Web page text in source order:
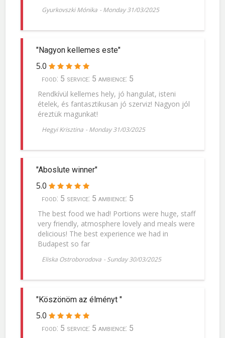
Gyurkovszki Mónika - Monday 31/03/2025
"Nagyon kellemes este"
5.0
food: 5 service: 5 ambience: 5
Rendkívül kellemes hely, jó hangulat, isteni
ételek, és fantasztikusan jó szerviz! Nagyon jól
éreztük magunkat!
Hegyi Krisztina - Monday 31/03/2025
"Aboslute winner"
5.0
food: 5 service: 5 ambience: 5
The best food we had! Portions were huge, staff
very friendly, atmosphere lovely and meals were
delicious! The best experience we had in
Budapest so far
Eliska Ostroborodova - Sunday 30/03/2025
"Köszönöm az élményt "
5.0
food: 5 service: 5 ambience: 5